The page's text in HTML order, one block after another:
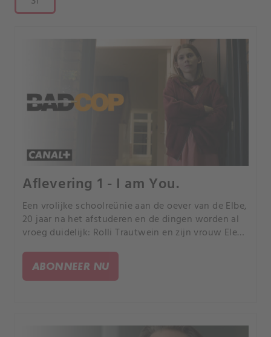
Aflevering 1 - I am You.
Een vrolijke schoolreünie aan de oever van de Elbe,
20 jaar na het afstuderen en de dingen worden al
vroeg duidelijk: Rolli Trautwein en zijn vrouw Elena
vriend Harry Baranski niet zozeer. Het feest eindigt
met een knal: Rolli ontploft in zijn luxe auto.
ABONNEER NU